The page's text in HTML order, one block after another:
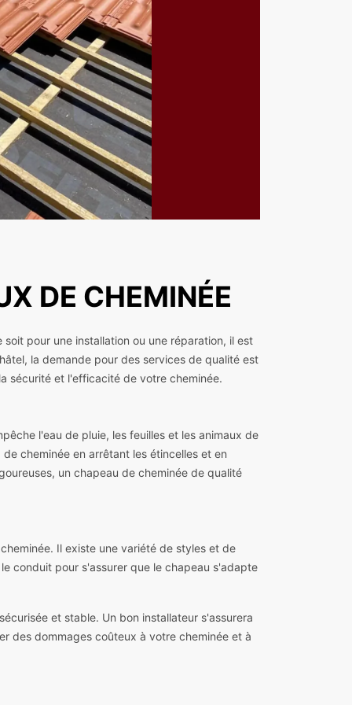
DE CHEMINÉE
pour une installation ou une réparation, il est
la demande pour des services de qualité est
sécurité et l'efficacité de votre cheminée.
l'eau de pluie, les feuilles et les animaux de
cheminée en arrêtant les étincelles et en
un chapeau de cheminée de qualité
Il existe une variété de styles et de
conduit pour s'assurer que le chapeau s'adapte
et stable. Un bon installateur s'assurera
des dommages coûteux à votre cheminée et à